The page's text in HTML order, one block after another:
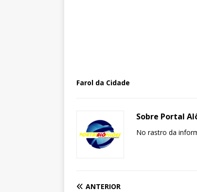
Farol da Cidade
Sobre Portal
No rastro da
ANTERIOR